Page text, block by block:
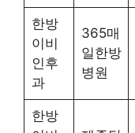
한방
이비
인후
과
365매
일한방
병원
한방